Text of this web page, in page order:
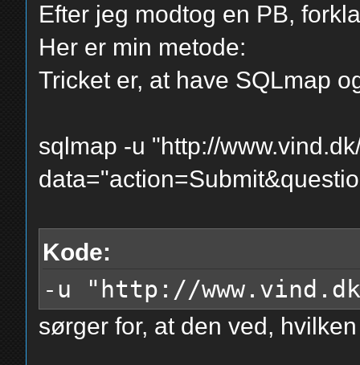
Efter jeg modtog en PB,
Her er min metode:
Tricket er, at have SQLmap
sqlmap -u "http://
Kode:
-u "http://
sørger for, at den ved,